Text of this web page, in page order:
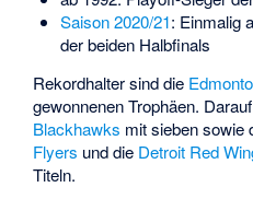
Saison 2020/21: Einmalig
der beiden Halbfinals
Rekordhalter sind die
gewonnenen Trophäen.
Blackhawks mit sieben sowie
Flyers und die Detroit Red
Titeln.